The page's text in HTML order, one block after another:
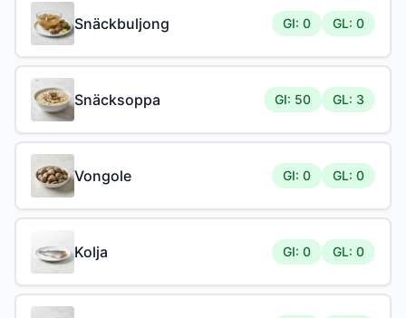
Snäckbuljong GI: 0 GL: 0
Snäcksoppa GI: 50 GL: 3
Vongole GI: 0 GL: 0
Kolja GI: 0 GL: 0